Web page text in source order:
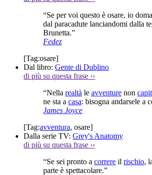
“Se per voi questo è osare, io
dal paracadute lanciandomi dalla
Brunetta.”
Fedez
[Tag:osare]
Dal libro: Gente di Dublino
di più su questa frase ››
“Nella realtà le avventure non
ne sta a casa: bisogna andarsele a
James Joyce
[Tag:avventura, osare]
Dalla serie TV: Grey's Anatomy
di più su questa frase ››
“Se sei pronto a correre il rischio,
parte è spettacolare.”